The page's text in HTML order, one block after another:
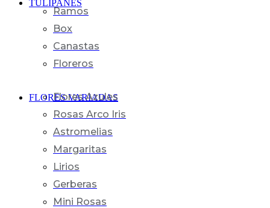
TULIPANES
Ramos
Box
Canastas
Floreros
FLORES VARIADAS
Flores Azules
Rosas Arco Iris
Astromelias
Margaritas
Lirios
Gerberas
Mini Rosas